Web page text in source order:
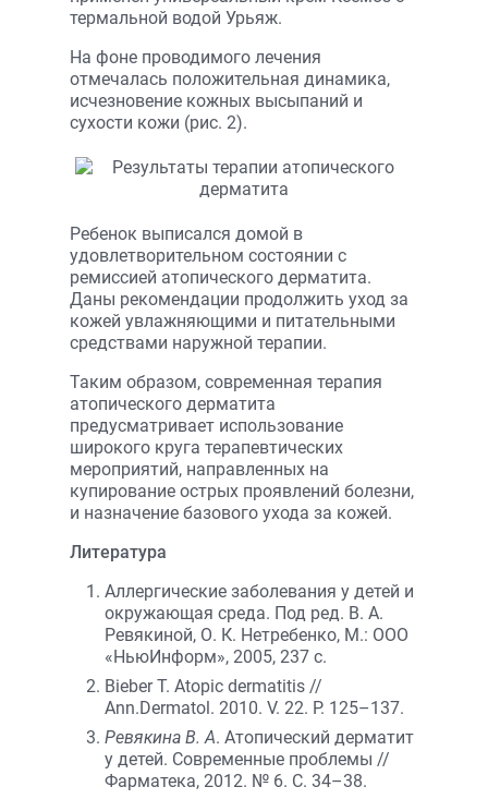
термальной водой Урьяж.
На фоне проводимого лечения
отмечалась положительная динамика,
исчезновение кожных высыпаний и
сухости кожи (рис. 2).
Ребенок выписался домой в
удовлетворительном состоянии с
ремиссией атопического дерматита.
Даны рекомендации продолжить уход за
кожей увлажняющими и питательными
средствами наружной терапии.
Таким образом, современная терапия
атопического дерматита
предусматривает использование
широкого круга терапевтических
мероприятий, направленных на
купирование острых проявлений болезни,
и назначение базового ухода за кожей.
Литература
Аллергические заболевания у детей и
окружающая среда. Под ред. В. А.
Ревякиной, О. К. Нетребенко, М.: ООО
«НьюИнформ», 2005, 237 с.
Bieber T. Atopic dermatitis //
Ann.Dermatol. 2010. V. 22. P. 125–137.
Ревякина В. А. Атопический дерматит
у детей. Современные проблемы //
Фарматека, 2012. № 6. С. 34–38.